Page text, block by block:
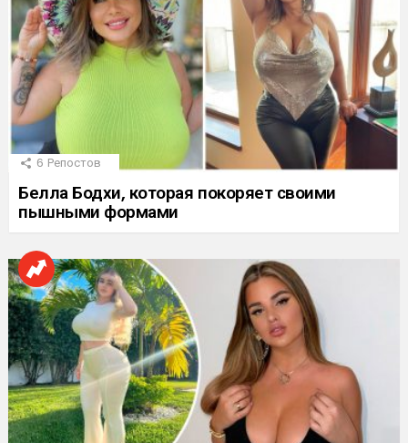
6 Репостов
Белла Бодхи, которая покоряет своими
пышными формами